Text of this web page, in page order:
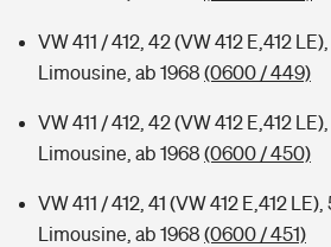
VW 411 / 412, 42 (VW 412 E,412
Limousine, ab 1968 (0600 / 449)
VW 411 / 412, 42 (VW 412 E,412
Limousine, ab 1968 (0600 / 450)
VW 411 / 412, 41 (VW 412 E,412
Limousine, ab 1968 (0600 / 451)